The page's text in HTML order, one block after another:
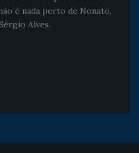
é nada perto de Nonato,
Alves.